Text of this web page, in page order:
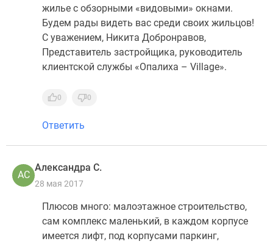
жилье с обзорными «видовыми» окнами.
Будем рады видеть вас среди своих жильцов!
С уважением, Никита Добронравов,
Представитель застройщика, руководитель
клиентской службы «Опалиха – Villаge».
0 0
Ответить
АС
Александра С.
28 мая 2017
Плюсов много: малоэтажное строительство,
сам комплекс маленький, в каждом корпусе
имеется лифт, под корпусами паркинг,